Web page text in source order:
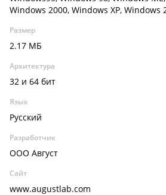
Windows 2000, Windows XP, Windows
Размер
2.17 МБ
Архитектура
32 и 64 бит
Язык
Русский
Разработчик
ООО Август
Сайт
www.augustlab.com